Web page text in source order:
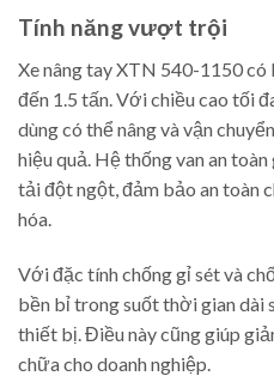
Tính năng vượt trội
Xe nâng tay XTN 540-1150 có
đến 1.5 tấn. Với chiều cao tối
dùng có thể nâng và vận
hiệu quả. Hệ thống van an
tải đột ngột, đảm bảo an toàn
hóa.
Với đặc tính chống gỉ sét và
bền bỉ trong suốt thời gian dài
thiết bị. Điều này cũng giúp
chữa cho doanh nghiệp.